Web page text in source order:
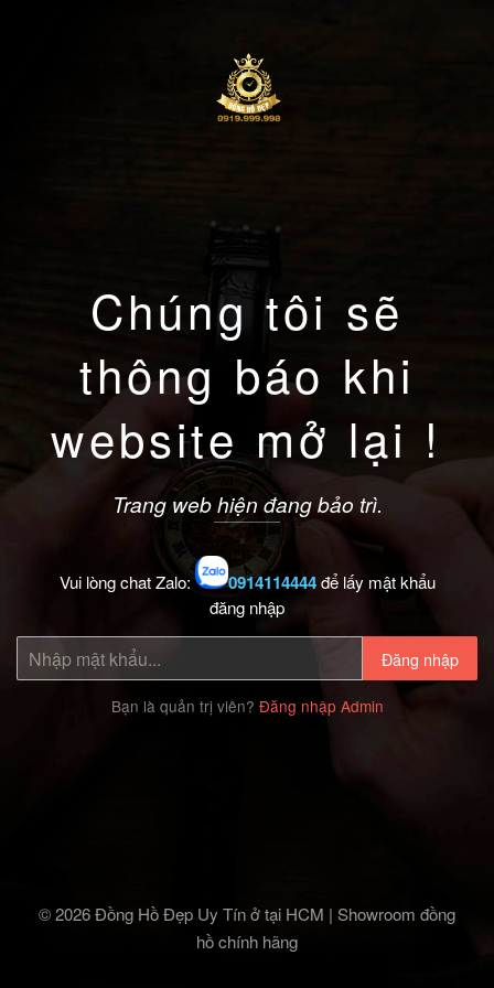
Chúng tôi sẽ
thông báo khi
website mở lại !
Trang web hiện đang bảo trì.
Vui lòng chat Zalo: 0914114444để lấy mật khẩu
đăng nhập
Đăng nhập
Bạn là quản trị viên? Đăng nhập Admin
© 2026 Đồng Hồ Đẹp Uy Tín ở tại HCM | Showroom đồng
hồ chính hãng‎